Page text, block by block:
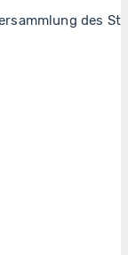
des